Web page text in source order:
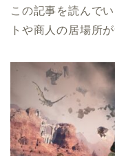
この記事を読んで
トや商人の居場所